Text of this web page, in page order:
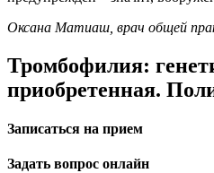
Оксана Матиаш, врач общей
Тромбофилия:
приобретенная.
Записаться на прием
Задать вопрос онлайн